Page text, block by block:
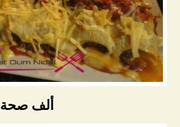
ألف صحة